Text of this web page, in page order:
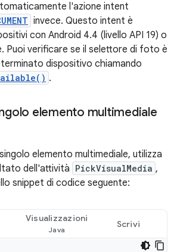
l'azione intent
invece. Questo intent è
con Android 4.4 (livello API 19) o
Puoi verificare se il selettore di foto è
dispositivo chiamando
.
elemento multimediale
elemento multimediale, utilizza
dell'attività PickVisualMedia ,
snippet di codice seguente:
Visualizzazioni
Scrivi